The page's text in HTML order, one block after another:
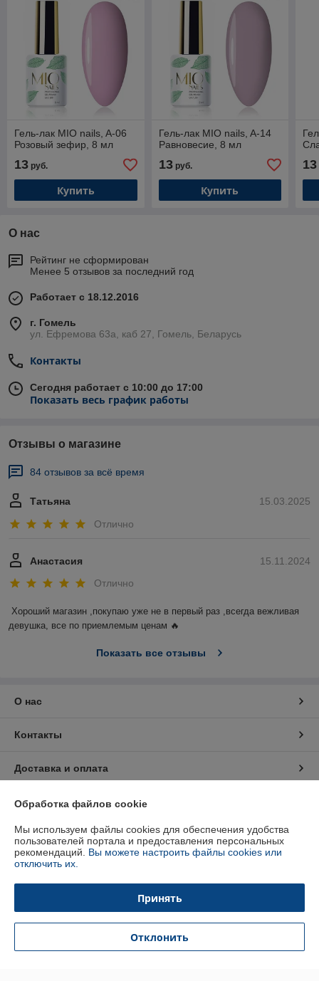
Гель-лак MIO nails, A-06
Розовый зефир, 8 мл
13 руб.
Купить
Гель-лак MIO nails, A-14
Равновесие, 8 мл
13руб.
Купить
13
О нас
Рейтинг не сформирован
Менее 5 отзывов за последний год
Работает с 18.12.2016
г. Гомель
ул. Ефремова 63а, каб 27, Гомель, Беларусь
Контакты
Сегодня работает с 10:00 до 17:00
Показать весь график работы
Отзывы о магазине
84 отзывов за всё время
15.03.2025
Татьяна
Отлично
15.11.2024
Анастасия
Отлично
Хороший магазин ,покупаю уже не в первый раз ,всегда вежливая
девушка, все по приемлемым ценам 🔥
Показать все отзывы
О нас
Контакты
Доставка и оплата
График работы
Полная версия сайта
Политика обработки cookies
Сайт создан на платформе Deal.by
Обработка файлов cookie
Мы используем файлы cookies для обеспечения удобства
пользователей портала и предоставления персональных
рекомендаций. Вы можете настроить файлы cookies или
отключить их.
Принять
Отклонить